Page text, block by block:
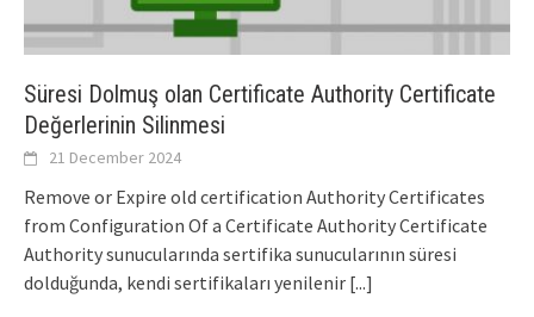
Süresi Dolmuş olan Certificate Authority Certificate
Değerlerinin Silinmesi
21 December 2024
Remove or Expire old certification Authority Certificates
from Configuration Of a Certificate Authority Certificate
Authority sunucularında sertifika sunucularının süresi
dolduğunda, kendi sertifikaları yenilenir [...]